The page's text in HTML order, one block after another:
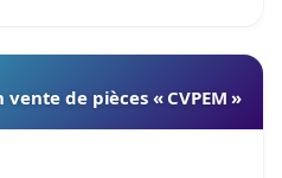
de pièces « CVPEM »